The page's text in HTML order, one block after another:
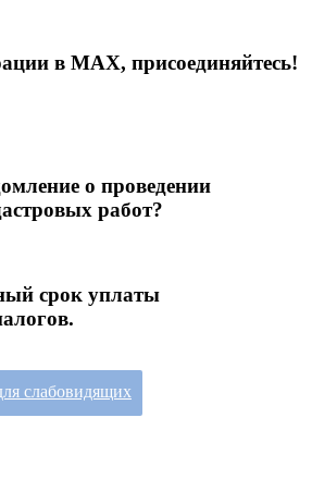
в МАХ, присоединяйтесь!
о проведении
работ?
срок уплаты
слабовидящих